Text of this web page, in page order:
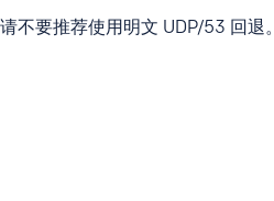
不要推荐使用明文 UDP/53 回退。